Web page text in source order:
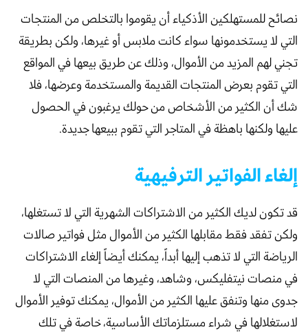
نصائح للمستهلكين الأذكياء أن يقوموا بالتخلص من المنتجات
التي لا يستخدمونها سواء كانت ملابس أو غيرها، ولكن بطريقة
تجني لهم المزيد من الأموال، وذلك عن طريق بيعها في المواقع
التي تقوم بعرض المنتجات القديمة والمستخدمة وعرضها، فلا
شك أن الكثير من الأشخاص من حولك يرغبون في الحصول
عليها ولكنها باهظة في المتاجر التي تقوم ببيعها جديدة.
إلغاء الفواتير الترفيهية
قد تكون لديك الكثير من الاشتراكات الشهرية التي لا تستغلها،
ولكن تفقد فقط مقابلها الكثير من الأموال مثل فواتير صالات
الرياضة التي لا تذهب إليها أبداً، يمكنك أيضاً إلغاء الاشتراكات
في منصات نيتفليكس، وشاهد، وغيرها من المنصات التي لا
جدوى منها وتنفق عليها الكثير من الأموال، يمكنك توفير الأموال
لاستغلالها في شراء مستلزماتك الأساسية، خاصة في تلك